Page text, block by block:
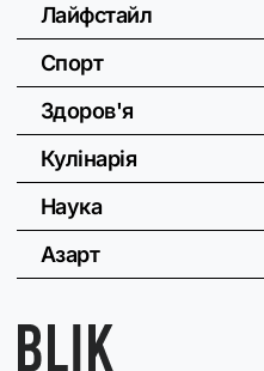
Лайфстайл
Спорт
Здоров'я
Кулінарія
Наука
Азарт